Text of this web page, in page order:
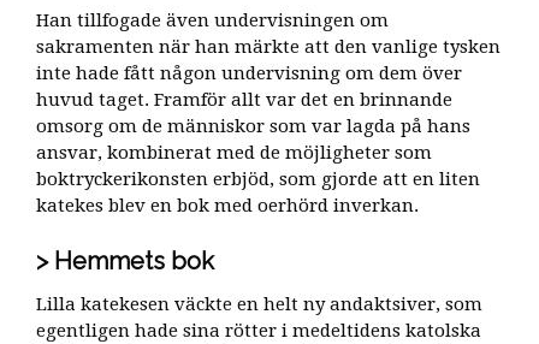
Han tillfogade även undervisningen om
sakramenten när han märkte att den vanlige tysken
inte hade fått någon undervisning om dem över
huvud taget. Framför allt var det en brinnande
omsorg om de människor som var lagda på hans
ansvar, kombinerat med de möjligheter som
boktryckerikonsten erbjöd, som gjorde att en liten
katekes blev en bok med oerhörd inverkan.
Hemmets bok
Lilla katekesen väckte en helt ny andaktsiver, som
egentligen hade sina rötter i medeltidens katolska